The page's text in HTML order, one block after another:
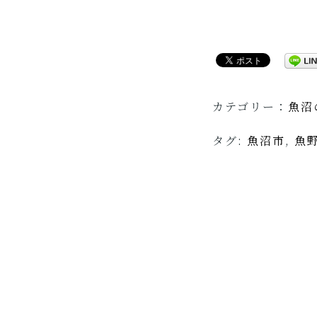
カテゴリー： 魚沼
タグ: 魚沼市, 魚